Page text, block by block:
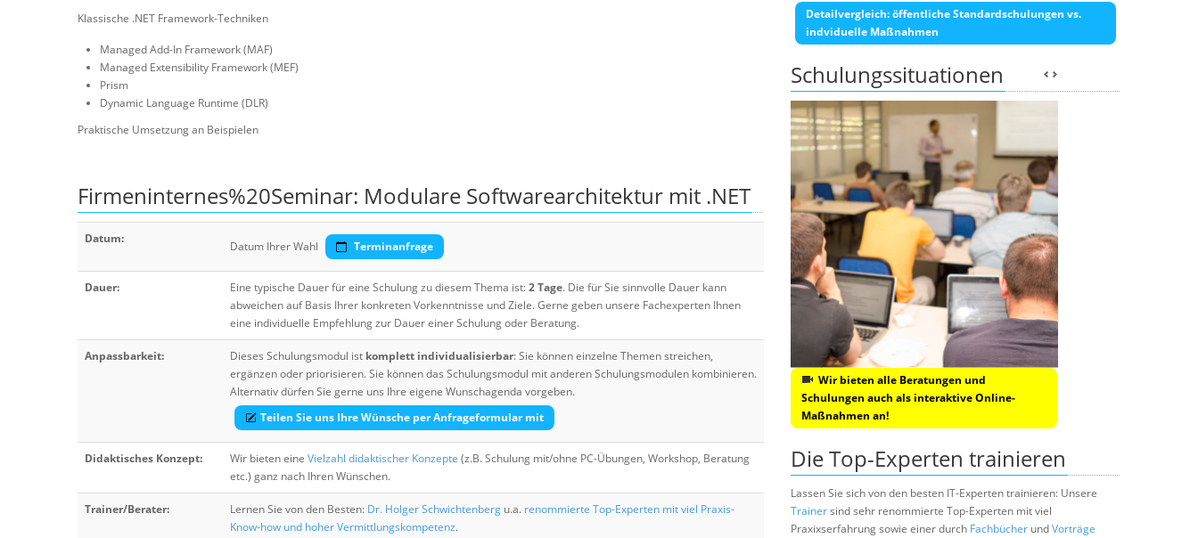
Klassische .NET Framework-Techniken
Managed Add-In Framework (MAF)
Managed Extensibility Framework (MEF)
Prism
Dynamic Language Runtime (DLR)
Praktische Umsetzung an Beispielen
Firmeninternes%20Seminar: Modulare Softwarearchitektur mit .NET
Datum:
Datum Ihrer Wahl Terminanfrage
Dauer: Eine typische Dauer für eine Schulung zu diesem Thema ist:2 Tage. Die für Sie sinnvolle Dauer kann
abweichen auf Basis Ihrer konkreten Vorkenntnisse und Ziele. Gerne geben unsere Fachexperten Ihnen
eine individuelle Empfehlung zur Dauer einer Schulung oder Beratung.
Anpassbarkeit: Dieses Schulungsmodul ist komplett individualisierbar: Sie können einzelne Themen streichen,
ergänzen oder priorisieren. Sie können das Schulungsmodul mit anderen Schulungsmodulen kombinieren.
Alternativ dürfen Sie gerne uns Ihre eigene Wunschagenda vorgeben.
Teilen Sie uns Ihre Wünsche per Anfrageformular mit
Didaktisches Konzept: Wir bieten eine Vielzahl didaktischer Konzepte (z.B. Schulung mit/ohne PC-Übungen, Workshop, Beratung
etc.) ganz nach Ihren Wünschen.
Trainer/Berater: Lernen Sie von den Besten: Dr. Holger Schwichtenberg u.a. renommierte Top-Experten mit viel Praxis-
Know-how und hoher Vermittlungskompetenz.
Detailvergleich: öffentliche Standardschulungen vs.
indviduelle Maßnahmen
Schulungssituationen
Wir bieten alle Beratungen und
Schulungen auch als interaktive Online-
Maßnahmen an!
Die Top-Experten trainieren
Lassen Sie sich von den besten IT-Experten trainieren: Unsere
Trainersind sehr renommierte Top-Experten mit viel
Praxixserfahrung sowie einer durch Fachbücher undVorträge